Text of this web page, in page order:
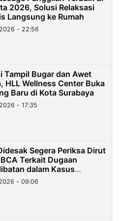
2026, Solusi Relaksasi
Langsung ke Rumah
- 22:56
Tampil Bugar dan Awet
HLL Wellness Center Buka
Baru di Kota Surabaya
- 17:35
Segera Periksa Dirut
Terkait Dugaan
dalam Kasus
Dana Nasabah Rp2,58
- 09:06